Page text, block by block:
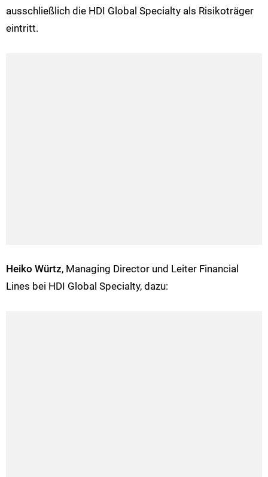
ausschließlich die HDI Global Specialty als Risikoträger
eintritt.
Heiko Würtz, Managing Director und Leiter Financial
Lines bei HDI Global Specialty, dazu: